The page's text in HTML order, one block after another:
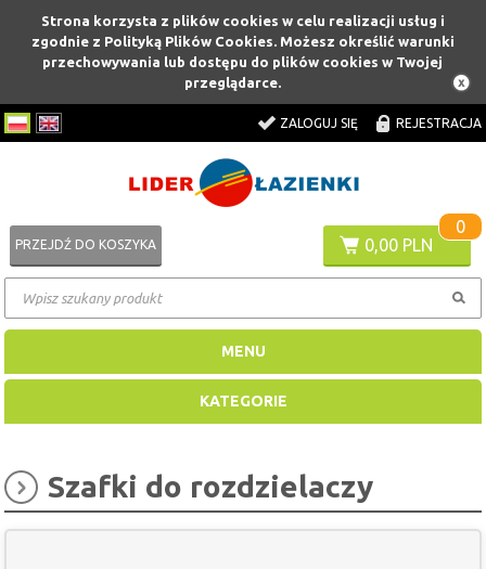
Strona korzysta z plików cookies w celu realizacji usług i
zgodnie z Polityką Plików Cookies. Możesz określić warunki
przechowywania lub dostępu do plików cookies w Twojej
przeglądarce.
ZALOGUJ SIĘ REJESTRACJA
0,00 PLN
0
PRZEJDŹ DO KOSZYKA
MENU
KATEGORIE
Szafki do rozdzielaczy